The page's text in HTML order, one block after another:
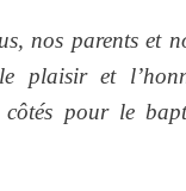
nos parents et
plaisir et
côtés pour le